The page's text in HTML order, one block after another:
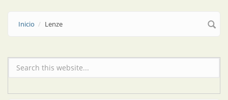
Inicio Lenze
Formulario de búsqueda